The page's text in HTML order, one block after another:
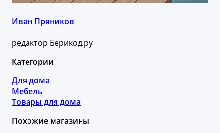
Иван Пряников
редактор Берикод.ру
Категории
Для дома
Мебель
Товары для дома
Похожие магазины